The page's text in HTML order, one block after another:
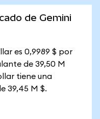
de Gemini
es 0,9989 $ por
de 39,50 M
tiene una
39,45 M $.